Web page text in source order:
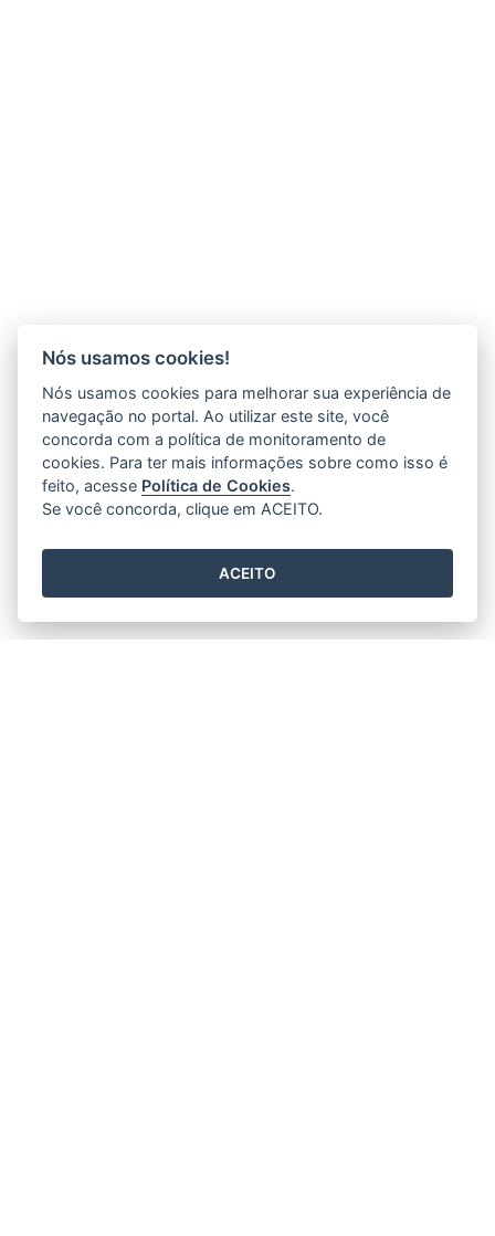
Nós usamos cookies!
Nós usamos cookies para melhorar sua experiência de
navegação no portal. Ao utilizar este site, você
concorda com a política de monitoramento de
cookies. Para ter mais informações sobre como isso é
feito, acesse Política de Cookies.
Se você concorda, clique em ACEITO.
ACEITO